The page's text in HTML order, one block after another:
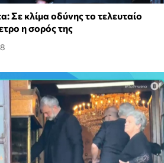
Σε κλίμα οδύνης το τελευταίο
η σορός της